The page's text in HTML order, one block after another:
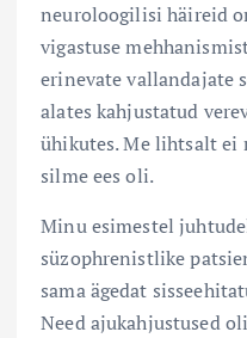
neuroloogilisi häireid
vigastuse
erinevate vallandajate
alates kahjustatud
ühikutes. Me lihtsalt ei
silme ees oli.
Minu esimestel
süzophrenistlike
sama ägedat
Need ajukahjustused